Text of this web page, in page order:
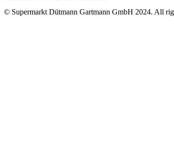
© Supermarkt Dütmann Gartmann GmbH 2024. All